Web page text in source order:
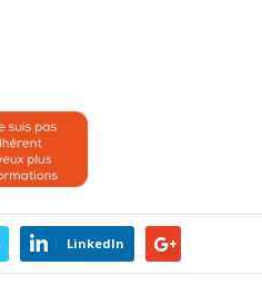
LinkedIn